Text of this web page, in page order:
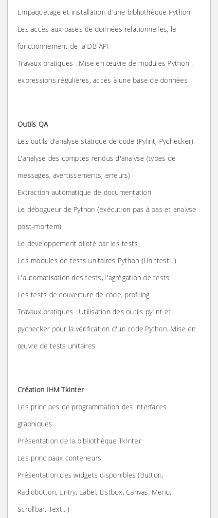
Empaquetage et installation d'une bibliothèque Python
Les accès aux bases de données relationnelles, le
fonctionnement de la DB API
Travaux pratiques : Mise en œuvre de modules Python :
expressions régulières, accès à une base de données
Outils QA
Les outils d'analyse statique de code (Pylint, Pychecker)
L'analyse des comptes rendus d'analyse (types de
messages, avertissements, erreurs)
Extraction automatique de documentation
Le débogueur de Python (exécution pas à pas et analyse
post-mortem)
Le développement piloté par les tests
Les modules de tests unitaires Python (Unittest...)
L'automatisation des tests, l'agrégation de tests
Les tests de couverture de code, profiling
Travaux pratiques : Utilisation des outils pylint et
pychecker pour la vérification d'un code Python. Mise en
œuvre de tests unitaires
Création IHM TkInter
Les principes de programmation des interfaces
graphiques
Présentation de la bibliothèque TkInter
Les principaux conteneurs
Présentation des widgets disponibles (Button,
Radiobutton, Entry, Label, Listbox, Canvas, Menu,
Scrollbar, Text...)